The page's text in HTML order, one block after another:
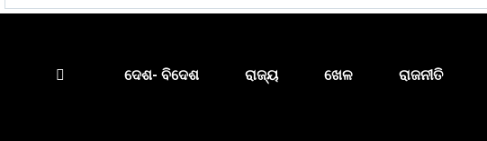
ଦେଶ- ବିଦେଶ ରାଜ୍ୟ ଖେଳ ରାଜନୀତି